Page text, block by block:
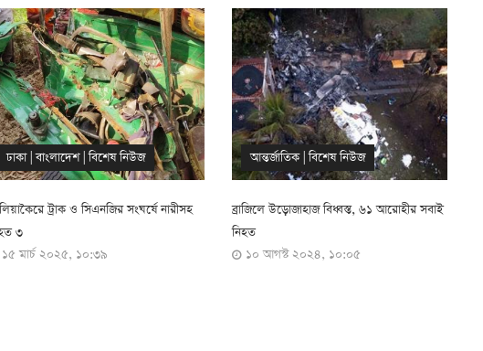
আন্তর্জাতিক|বিশেষ নিউজ
উড়োজাহাজ বিধ্বস্ত, ৬১ আরোহীর সবাই
১০ আগস্ট ২০২৪, ১০:০৫
বাংলাদেশ| বিশেষ নিউজ| রংপুর
গাইবান্ধায় বাস উল্টে নিহত ১
৪ জুলাই ২০২৪, ০৯:৫৪